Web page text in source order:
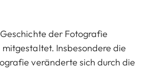
der Fotografie
Insbesondere die
veränderte sich durch die